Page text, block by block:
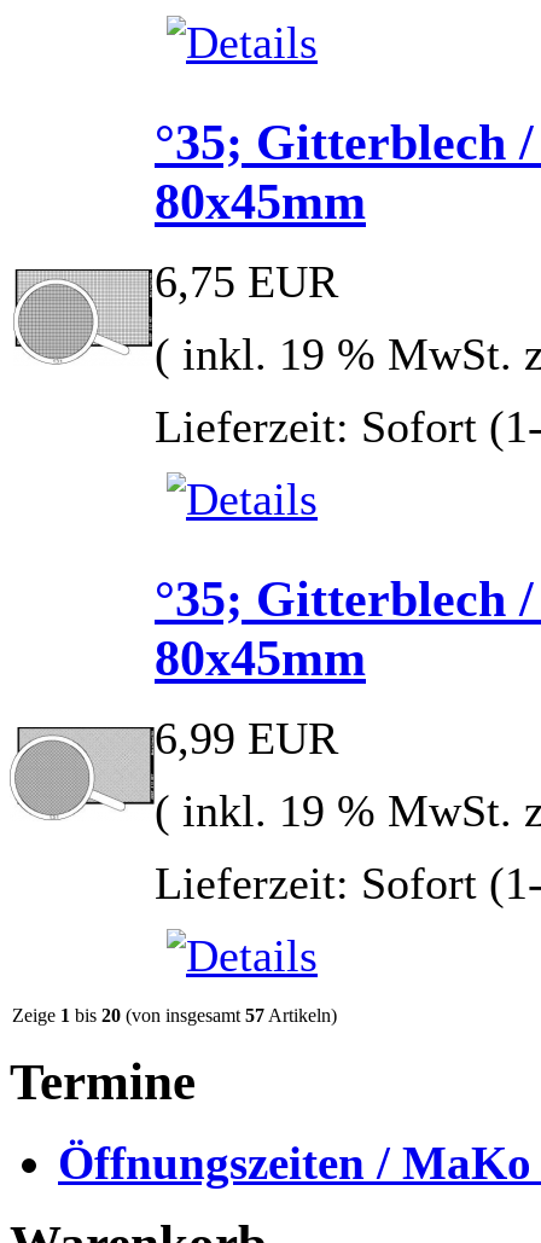
°35; Gitterblech
80x45mm
6,75 EUR
( inkl. 19 % MwSt.
Lieferzeit: Sofort
°35; Gitterblech
80x45mm
6,99 EUR
( inkl. 19 % MwSt.
Lieferzeit: Sofort
Zeige 1 bis 20 (von insgesamt 57 Artikeln)
Termine
Öffnungszeiten /